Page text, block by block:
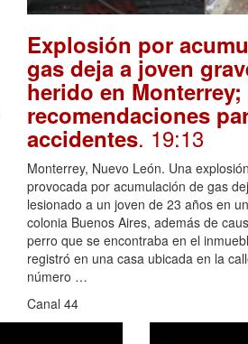
Explosión por
gas deja a joven
herido en Monterrey;
recomendaciones
accidentes. 19:13
Monterrey, Nuevo León. Una
provocada por acumulación de gas
lesionado a un joven de 23 años en
colonia Buenos Aires, además de
perro que se encontraba en el
registró en una casa ubicada en la
número …
Canal 44